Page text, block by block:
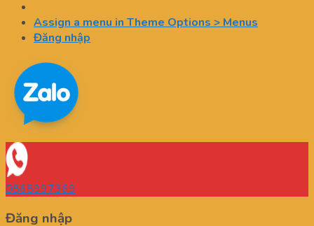
Assign a menu in Theme Options > Menus
Đăng nhập
0868997369
Đăng nhập